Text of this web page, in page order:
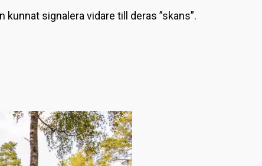
signalera vidare till deras ”skans”.